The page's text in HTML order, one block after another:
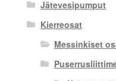
Jätevesipumput
Kierreosat
Messinkiset